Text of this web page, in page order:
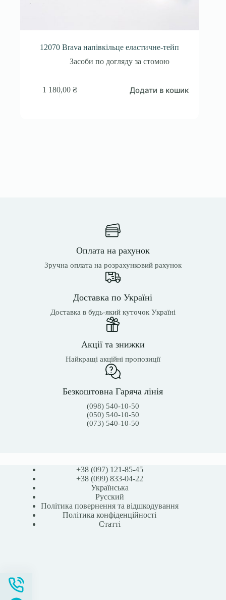
12070 Brava напівкільце еластичне-тейп
Засоби по догляду за стомою
1 180,00₴ Додати в кошик
Оплата на рахунок
Зручна оплата на розрахунковий рахунок
Доставка по Україні
Доставка в будь-який куточок Україні
Акції та знижки
Найкращі акційні пропозиції
Безкоштовна Гаряча лінія
(098) 540-10-50
(050) 540-10-50
(073) 540-10-50
+38 (097) 121-85-45
+38 (099) 833-04-22
Українська
Русский
Політика повернення та відшкодування
Політика конфіденційності
Статті